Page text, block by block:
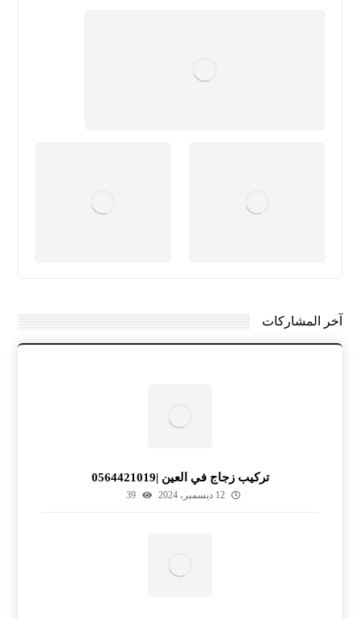
آخر المشاركات
تركيب زجاج في العين |0564421019
12 ديسمبر، 2024 39